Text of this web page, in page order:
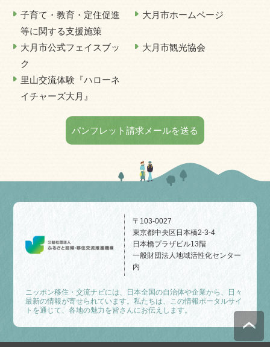
子育て・教育・定住促進
等に関する支援施策
大月市ホームページ
大月市公式フェイスブッ
ク
大月市観光協会
里山交流体験『ハローネ
イチャーズ大月』
パンフレット請求メールを送る
〒103-0027
東京都中央区日本橋2-3-4
日本橋プラザビル13階
一般財団法人地域活性化センター
内
ニッポン移住・交流ナビには、日本全国の自治体や企業から、日々
最新の情報が寄せられています。私たちは、この情報ポータルサイ
トを通じて、各地の魅力を皆さんにお伝えします。